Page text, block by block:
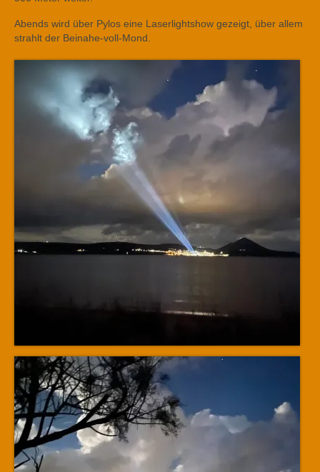
Abends wird über Pylos eine Laserlightshow gezeigt, über allem
strahlt der Beinahe-voll-Mond.